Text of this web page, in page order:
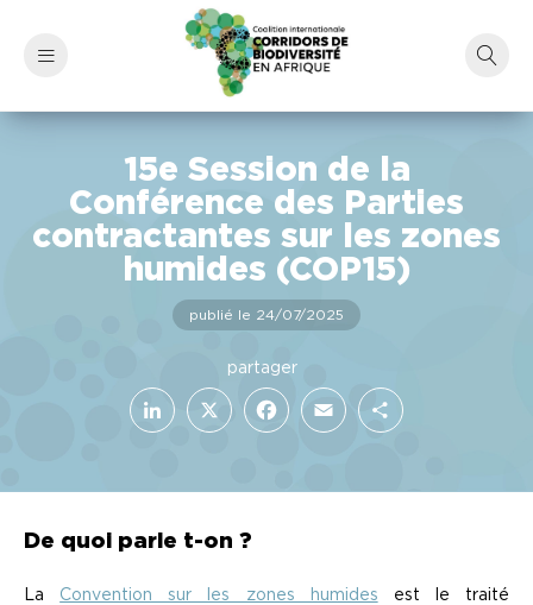
15e Session de la
Conférence des Parties
contractantes sur les zones
humides (COP15)
publié le 24/07/2025
De quoi parle t-on ?
La Convention sur les zones humides est le traité